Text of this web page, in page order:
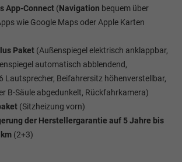
App-Connect (Navigation bequem über
wie Google Maps oder Apple Karten
Paket (Außenspiegel elektrisch anklappbar,
automatisch abblendend,
Lautsprecher, Beifahrersitz höhenverstellbar,
B-Säule abgedunkelt, Rückfahrkamera)
(Sitzheizung vorn)
der Herstellergarantie auf 5 Jahre bis
(2+3)